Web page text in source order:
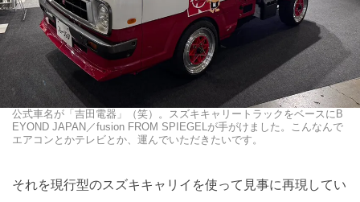
公式車名が「吉田電器」（笑）。スズキキャリートラックをベースにB
EYOND JAPAN／fusion FROM SPIEGELが手がけました。こんなんで
エアコンとかテレビとか、運んでいただきたいです。
それを現行型のスズキキャリイを使って見事に再現してい